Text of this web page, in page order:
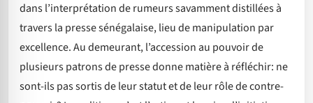
dans l’interprétation de rumeurs savamment distillées à
travers la presse sénégalaise, lieu de manipulation par
excellence. Au demeurant, l’accession au pouvoir de
plusieurs patrons de presse donne matière à réfléchir: ne
sont-ils pas sortis de leur statut et de leur rôle de contre-